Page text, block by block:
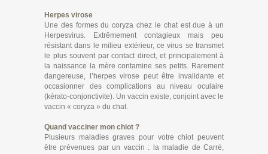
Herpes virose
Une des formes du coryza chez le chat est due à un
Herpesvirus. Extrêmement contagieux mais peu
résistant dans le milieu extérieur, ce virus se transmet
le plus souvent par contact direct, et principalement à
la naissance la mère contamine ses petits. Rarement
dangereuse, l’herpes virose peut être invalidante et
occasionner des complications au niveau oculaire
(kérato-conjonctivite). Un vaccin existe, conjoint avec le
vaccin « coryza » du chat.
Quand vacciner mon chiot ?
Plusieurs maladies graves pour votre chiot peuvent
être prévenues par un vaccin : la maladie de Carré,